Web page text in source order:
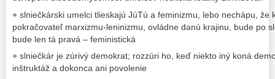
+ slniečkárski umelci tlieskajú JúTú a feminizmu, lebo nechápu, že
pokračovateľ marxizmu-leninizmu, ovládne danú krajinu, bude po
bude len tá pravá – feministická
+ slniečkár je zúrivý demokrat; rozzúri ho, keď niekto iný koná
inštruktáž a dokonca ani povolenie